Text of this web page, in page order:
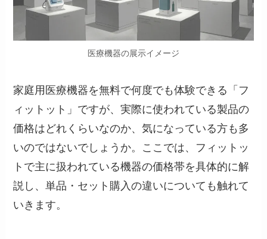
医療機器の展示イメージ
家庭用医療機器を無料で何度でも体験できる「フ
ィットット」ですが、実際に使われている製品の
価格はどれくらいなのか、気になっている方も多
いのではないでしょうか。ここでは、フィットッ
トで主に扱われている機器の価格帯を具体的に解
説し、単品・セット購入の違いについても触れて
いきます。